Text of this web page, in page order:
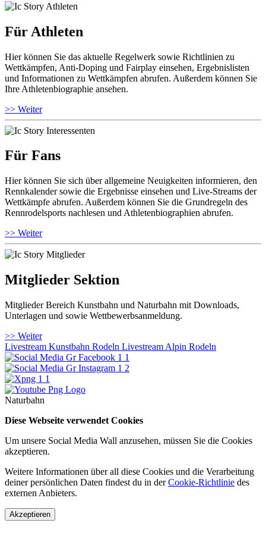
Für Athleten
Hier können Sie das aktuelle Regelwerk sowie Richtlinien zu
Wettkämpfen, Anti-Doping und Fairplay einsehen, Ergebnislisten
und Informationen zu Wettkämpfen abrufen. Außerdem können Sie
Ihre Athletenbiographie ansehen.
>> Weiter
Für Fans
Hier können Sie sich über allgemeine Neuigkeiten informieren, den
Rennkalender sowie die Ergebnisse einsehen und Live-Streams der
Wettkämpfe abrufen. Außerdem können Sie die Grundregeln des
Rennrodelsports nachlesen und Athletenbiographien abrufen.
>> Weiter
Mitglieder Sektion
Mitglieder Bereich Kunstbahn und Naturbahn mit Downloads,
Unterlagen und sowie Wettbewerbsanmeldung.
>> Weiter
Livestream Kunstbahn Rodeln Livestream Alpin Rodeln
Naturbahn
Diese Webseite verwendet Cookies
Um unsere Social Media Wall anzusehen, müssen Sie die Cookies
akzeptieren.
Weitere Informationen über all diese Cookies und die Verarbeitung
deiner persönlichen Daten findest du in derCookie-Richtlinie des
externen Anbieters.
Akzeptieren